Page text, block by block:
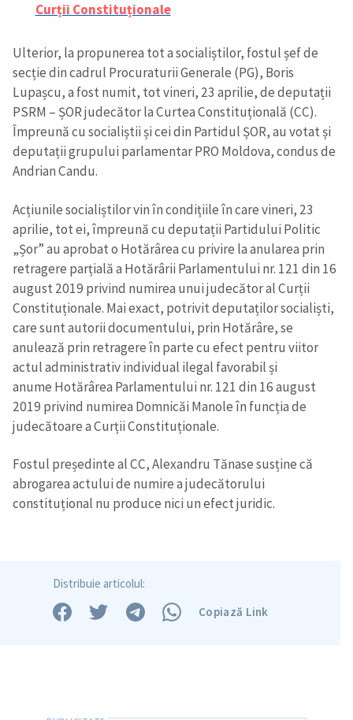
Curții Constituționale
Ulterior, la propunerea tot a socialiștilor, fostul șef de
secție din cadrul Procuraturii Generale (PG), Boris
Lupașcu, a fost numit, tot vineri, 23 aprilie, de deputații
PSRM – ȘOR judecător la Curtea Constituțională (CC).
Împreună cu socialiștii și cei din Partidul ȘOR, au votat și
deputații grupului parlamentar PRO Moldova, condus de
Andrian Candu.
Acțiunile socialiștilor vin în condițiile în care vineri, 23
aprilie, tot ei, împreună cu deputații Partidului Politic
„Șor” au aprobat o Hotărârea cu privire la anularea prin
retragere parțială a Hotărârii Parlamentului nr. 121 din 16
august 2019 privind numirea unui judecător al Curții
Constituționale. Mai exact, potrivit deputaților socialiști,
care sunt autorii documentului, prin Hotărâre, se
anulează prin retragere în parte cu efect pentru viitor
actul administrativ individual ilegal favorabil și
anume Hotărârea Parlamentului nr. 121 din 16 august
2019 privind numirea Domnicăi Manole în funcția de
judecătoare a Curții Constituționale.
Fostul președinte al CC, Alexandru Tănase susține că
abrogarea actului de numire a judecătorului
constituțional nu produce nici un efect juridic.
Distribuie articolul:
Copiază Link